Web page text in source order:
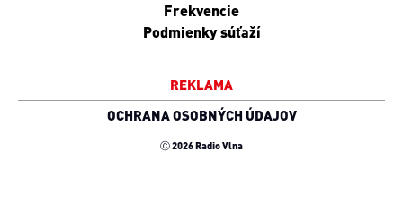
Frekvencie
Podmienky súťaží
REKLAMA
OCHRANA OSOBNÝCH ÚDAJOV
Ⓒ 2026 Radio Vlna